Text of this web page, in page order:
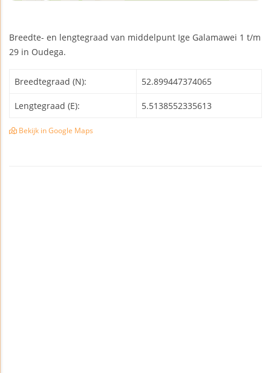
Breedte- en lengtegraad van middelpunt Ige Galamawei 1 t/m
29 in Oudega.
Breedtegraad (N): 52.899447374065
Lengtegraad (E): 5.5138552335613
Bekijk in Google Maps